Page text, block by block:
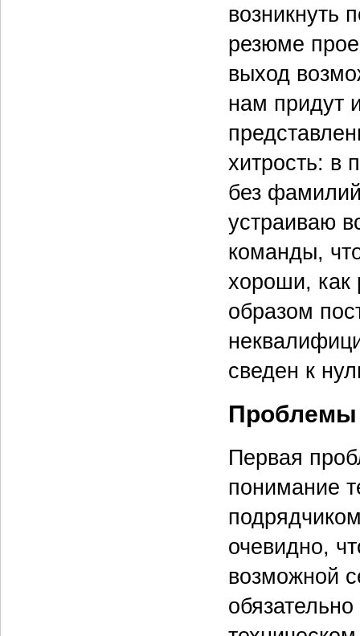
возникнуть
резюме
выход
нам придут
хитрость: в
без
устраиваю
команды,
хороши, как
образом
сведен к
Проблемы
Первая
понимание
очевидно,
возможной